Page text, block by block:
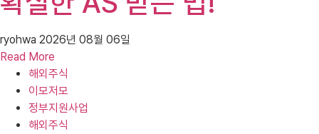
ryohwa 2026년 08월 06일
Read More
해외주식
이모저모
정부지원사업
해외주식